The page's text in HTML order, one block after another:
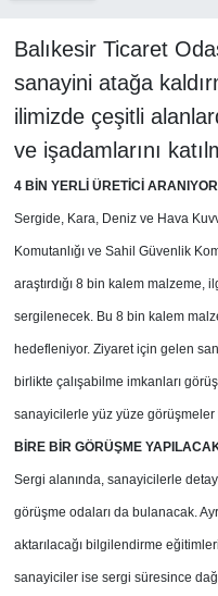
Balıkesir Ticaret
sanayini atağa
ilimizde çeşitli
ve işadamlarını
4 BİN YERLİ ÜRETİCİ ARANIYOR
Sergide, Kara, Deniz ve Hava
Komutanlığı ve Sahil Güvenlik
araştırdığı 8 bin kalem malzeme,
sergilenecek. Bu 8 bin kalem
hedefleniyor. Ziyaret için gelen
birlikte çalışabilme imkanları
sanayicilerle yüz yüze görüşmeler
BİRE BİR GÖRÜŞME
Sergi alanında, sanayicilerle
görüşme odaları da bulanacak.
aktarılacağı bilgilendirme
sanayiciler ise sergi süresince